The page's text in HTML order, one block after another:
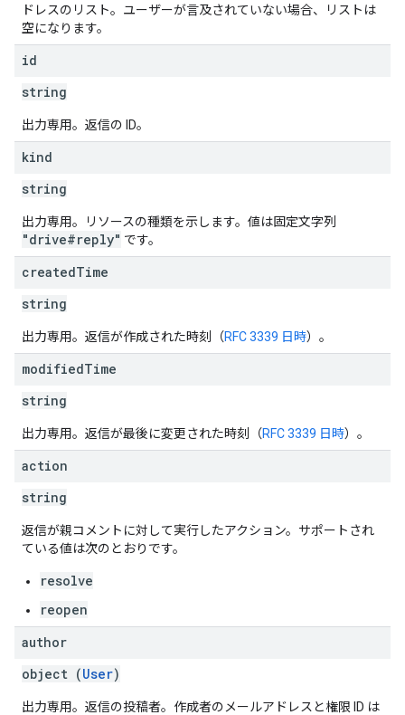
ドレスのリスト。ユーザーが言及されていない場合、リストは
空になります。
id
string
出力専用。返信の ID。
kind
string
出力専用。リソースの種類を示します。値は固定文字列
"drive#reply" です。
createdTime
string
出力専用。返信が作成された時刻（RFC 3339 日時）。
modifiedTime
string
出力専用。返信が最後に変更された時刻（RFC 3339 日時）。
action
string
返信が親コメントに対して実行したアクション。サポートされ
ている値は次のとおりです。
resolve
reopen
author
object (User)
出力専用。返信の投稿者。作成者のメールアドレスと権限 ID は